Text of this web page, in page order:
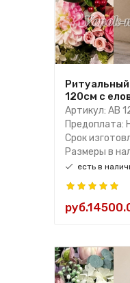
120см с
Артикул: АВ
Предоплата:
Срок
Размеры в
есть в